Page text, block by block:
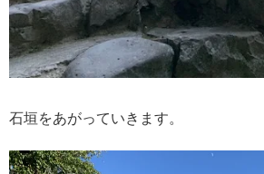
石垣をあがっていきます。